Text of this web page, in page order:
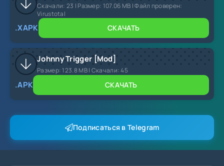
Скачали: 23 | Размер: 107.06 MB | Файл проверен:
Virustotal
.XAPK СКАЧАТЬ
Johnny Trigger [Mod]
Размер: 123.8 MB | Скачали:45
.APK СКАЧАТЬ
Подписаться в Telegram